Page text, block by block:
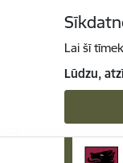
Lai šī
Lūdzu,